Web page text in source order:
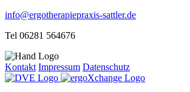
info@ergotherapiepraxis-sattler.de
Tel 06281 564676
Kontakt Impressum Datenschutz